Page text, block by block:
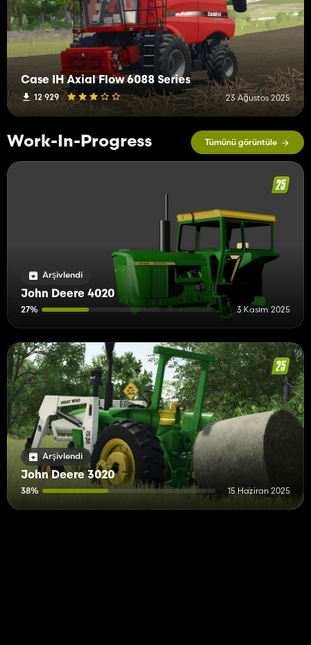
Case IH Axial Flow 6088 Series
12 929 23 Ağustos 2025
Work-In-Progress Tümünü görüntüle
Arşivlendi
John Deere 4020
27% 3 Kasım 2025
Arşivlendi
John Deere 3020
38% 15 Haziran 2025